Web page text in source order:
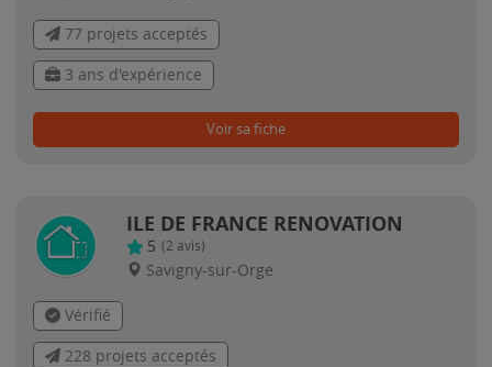
77 projets acceptés
3 ans d'expérience
Voir sa fiche
ILE DE FRANCE RENOVATION
5 (2 avis)
Savigny-sur-Orge
Vérifié
228 projets acceptés